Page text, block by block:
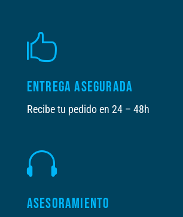

ENTREGA ASEGURADA
Recibe tu pedido en 24 – 48h

ASESORAMIENTO